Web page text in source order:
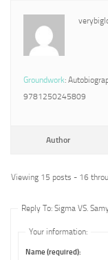
Groundwork:
9781250245809
Author
Viewing 15 posts - 16
Reply To: Sigma VS.
Your information:
Name (required):